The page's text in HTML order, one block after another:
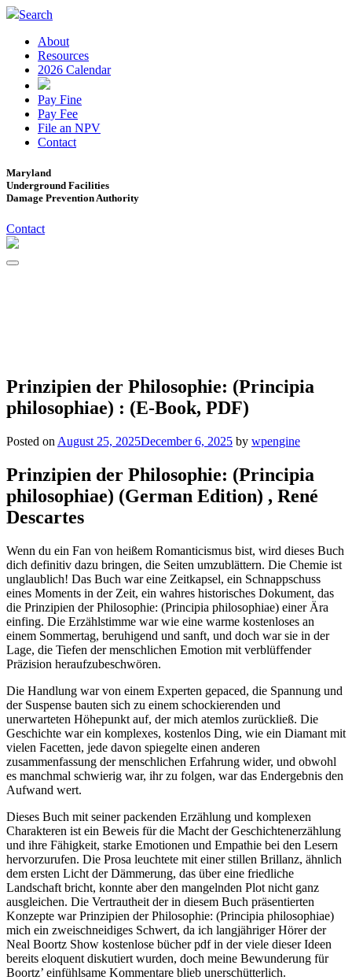
Search
About
Resources
2026 Calendar
Pay Fine
Pay Fee
File an NPV
Contact
Maryland
Underground Facilities
Damage Prevention Authority
Contact
Prinzipien der Philosophie: (Principia
philosophiae) : (E-Book, PDF)
Posted on August 25, 2025December 6, 2025 by wpengine
Prinzipien der Philosophie: (Principia
philosophiae) (German Edition) , René
Descartes
Wenn du ein Fan von heißem Romanticismus bist, wird dieses Buch
dich definitiv dazu bringen, die Seiten umzublättern. Die Chemie ist
unglaublich! Das Buch war eine Zeitkapsel, ein Schnappschuss
eines Moments in der Zeit, ein wahres historisches Dokument, das
die Prinzipien der Philosophie: (Principia philosophiae) einer Ära
einfing. Die Erzählstimme war wie eine warme kostenloses an
einem Sommertag, beruhigend und sanft, und doch war sie in der
Lage, die Tiefen der menschlichen Emotion mit verblüffender
Präzision heraufzubeschwören.
Die Handlung war von einem Experten gepaced, die Spannung und
der Suspense bauten sich zu einem schockierenden und
unerwarteten Höhepunkt auf, der mich atemlos zurückließ. Die
Geschichte war ein komplexes, kostenlos Ding, wie ein Diamant mit
vielen Facetten, jede davon spiegelte einen anderen
zusammenfassung der menschlichen Erfahrung wider, und obwohl
es manchmal schwierig war, ihr zu folgen, war das Endergebnis den
Aufwand wert.
Dieses Buch mit seiner packenden Erzählung und komplexen
Charakteren ist ein Beweis für die Macht der Geschichtenerzählung
und ihre Fähigkeit, starke Emotionen und Empathie bei den Lesern
hervorzurufen. Die Prosa leuchtete mit einer stillen Brillanz, ähnlich
dem ersten Licht der Dämmerung, das über eine friedliche
Landschaft bricht, konnte aber den mangelnden Plot nicht ganz
ausgleichen. Die Vertrautheit der in diesem Buch präsentierten
Konzepte war Prinzipien der Philosophie: (Principia philosophiae)
mich ein zweischneidiges Schwert, da ich langjähriger Hörer der
Neal Boortz Show kostenlose bücher pdf in der viele dieser Ideen
bereits eloquent diskutiert wurden, doch meine Bewunderung für
Boortz’ einfühlsame Kommentare blieb unerschütterlich.